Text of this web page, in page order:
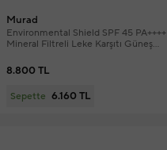
Murad
Environmental Shield SPF 45 PA++++
Mineral Filtreli Leke Karşıtı Güneş
8.800 TL
Sepette 6.160 TL